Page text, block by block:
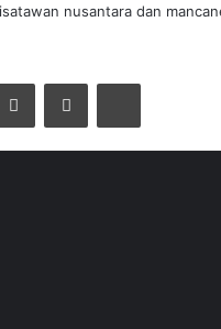
nusantara dan
LinkedInPinterestPrint